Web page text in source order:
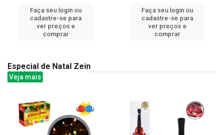
Faça seu login ou
cadastre-se para
ver preços e
comprar
Faça seu login ou
cadastre-se para
ver preços e
comprar
Especial de Natal Zein
Veja mais